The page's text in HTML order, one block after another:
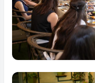
Tam ölçüdə bax